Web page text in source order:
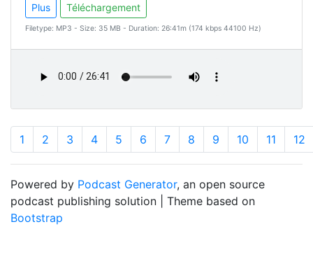
Plus Téléchargement
Filetype: MP3 - Size: 35 MB - Duration: 26:41m (174 kbps 44100 Hz)
1 2 3 4 5 6 7 8 9 10 11 12
Powered by Podcast Generator, an open source
podcast publishing solution | Theme based on
Bootstrap